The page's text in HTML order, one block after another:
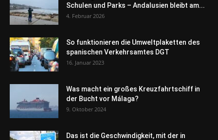
Schulen und Parks – Andalusien bleibt am...
4. Februar 2026
So funktionieren die Umweltplaketten des
spanischen Verkehrsamtes DGT
16. Januar 2023
Was macht ein großes Kreuzfahrtschiff in
der Bucht vor Málaga?
9. Oktober 2024
Das ist die Geschwindigkeit, mit der in